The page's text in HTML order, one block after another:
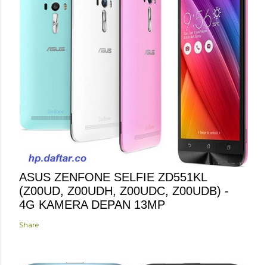
ASUS ZENFONE SELFIE ZD551KL
(Z00UD, Z00UDH, Z00UDC, Z00UDB) -
4G KAMERA DEPAN 13MP
Share